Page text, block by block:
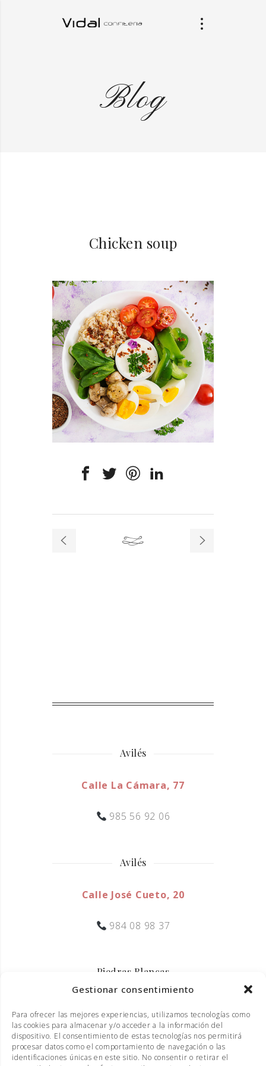
Gestionar consentimiento
Para ofrecer las mejores experiencias, utilizamos tecnologías como
las cookies para almacenar y/o acceder a la información del
dispositivo. El consentimiento de estas tecnologías nos permitirá
procesar datos como el comportamiento de navegación o las
identificaciones únicas en este sitio. No consentir o retirar el
Blog
Chicken soup
Avilés
Calle La Cámara, 77
985 56 92 06
Avilés
Calle José Cueto, 20
984 08 98 37
Piedras Blancas
985 50 73 27